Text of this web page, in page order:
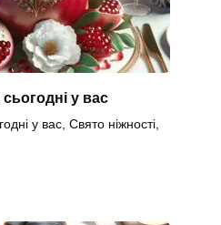
у вас
у вас, Свято ніжності,